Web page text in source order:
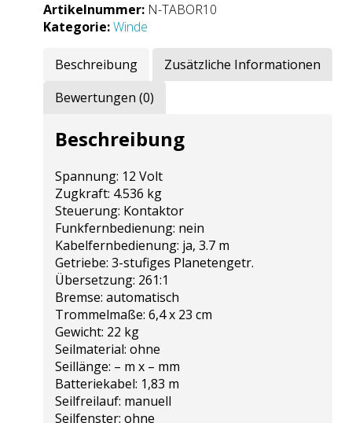
Artikelnummer: N-TABOR10
Kategorie:Winde
Beschreibung
Zusätzliche Informationen
Bewertungen (0)
Beschreibung
Spannung: 12 Volt
Zugkraft: 4.536 kg
Steuerung: Kontaktor
Funkfernbedienung: nein
Kabelfernbedienung: ja, 3.7 m
Getriebe: 3-stufiges Planetengetr.
Übersetzung: 261:1
Bremse: automatisch
Trommelmaße: 6,4 x 23 cm
Gewicht: 22 kg
Seilmaterial: ohne
Seillänge: – m x – mm
Batteriekabel: 1,83 m
Seilfreilauf: manuell
Seilfenster: ohne